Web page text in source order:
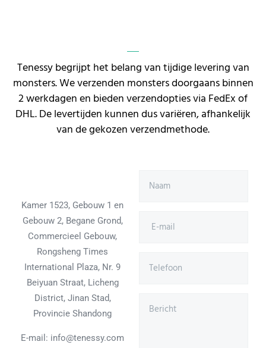
Tenessy begrijpt het belang van tijdige levering van
monsters. We verzenden monsters doorgaans binnen
2 werkdagen en bieden verzendopties via FedEx of
DHL. De levertijden kunnen dus variëren, afhankelijk
van de gekozen verzendmethode.
Kamer 1523, Gebouw 1 en
Gebouw 2, Begane Grond,
Commercieel Gebouw,
Rongsheng Times
International Plaza, Nr. 9
Beiyuan Straat, Licheng
District, Jinan Stad,
Provincie Shandong
E-mail: info@tenessy.com